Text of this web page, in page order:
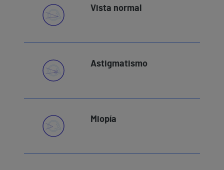
Vista normal
Astigmatismo
Miopía